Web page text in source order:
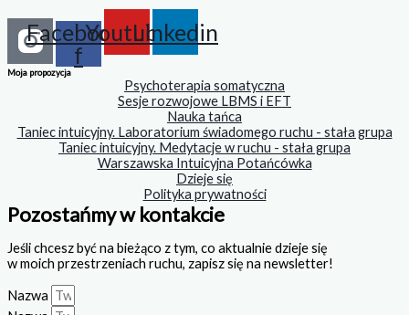
Facebook-
f
YoutubeLinkedin
Moja propozycja
Psychoterapia somatyczna
Sesje rozwojowe LBMS i EFT
Nauka tańca
Taniec intuicyjny. Laboratorium świadomego ruchu - stała grupa
Taniec intuicyjny. Medytacje w ruchu - stała grupa
Warszawska Intuicyjna Potańcówka
Dzieje się
Polityka prywatności
Pozostańmy w kontakcie
Jeśli chcesz być na bieżąco z tym, co aktualnie dzieje się
w moich przestrzeniach ruchu, zapisz się na newsletter!
Nazwa